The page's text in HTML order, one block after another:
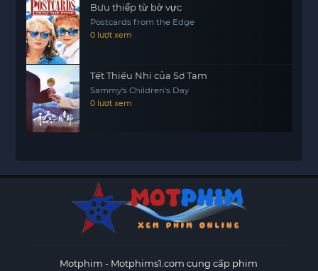
Bưu thiếp từ bờ vực
Postcards from the Edge
0 lượt xem
Tết Thiếu Nhi của Sơ Tam
Sammy's Children's Day
0 lượt xem
Motphim - Motphims1.com cung cấp phim